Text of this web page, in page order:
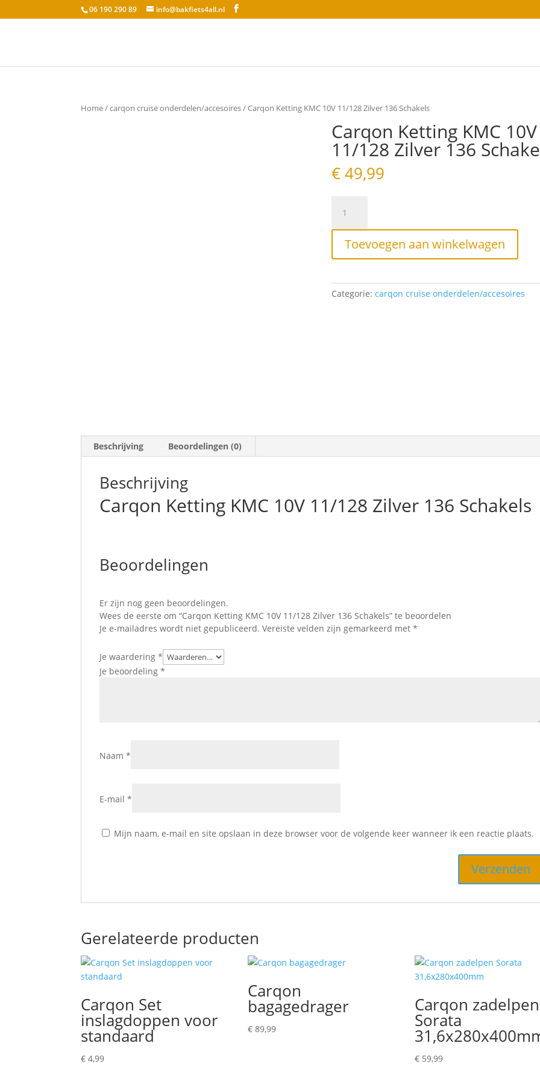
06 190 290 89 info@bakfiets4all.nl
Home/carqon cruise onderdelen/accesoires/ Carqon Ketting KMC 10V 11/128 Zilver 136 Schakels
Carqon Ketting KMC 10V
11/128 Zilver 136
€49,99
Ketting
KMC
10V
11/128
Schakels
Toevoegen aan winkelwagen
Categorie: carqon cruise onderdelen/accesoires
Beschrijving Beoordelingen (0)
Beschrijving
Carqon Ketting KMC 10V 11/128 Zilver 136 Schakels
Beoordelingen
Er zijn nog geen beoordelingen.
Wees de eerste om “Carqon Ketting KMC 10V 11/128 Zilver 136 Schakels” te beoordelen
Je e-mailadres wordt niet gepubliceerd. Vereiste velden zijn gemarkeerd met*
Je waardering*
Je beoordeling*
Naam*
E-mail*
Mijn naam, e-mail en site opslaan in deze browser voor de volgende keer wanneer ik een reactie plaats.
Gerelateerde producten
Carqon Set
inslagdoppen voor
standaard
€ 4,99
Carqon
bagagedrager
€ 89,99
Carqon zadelpen
Sorata
€ 59,99